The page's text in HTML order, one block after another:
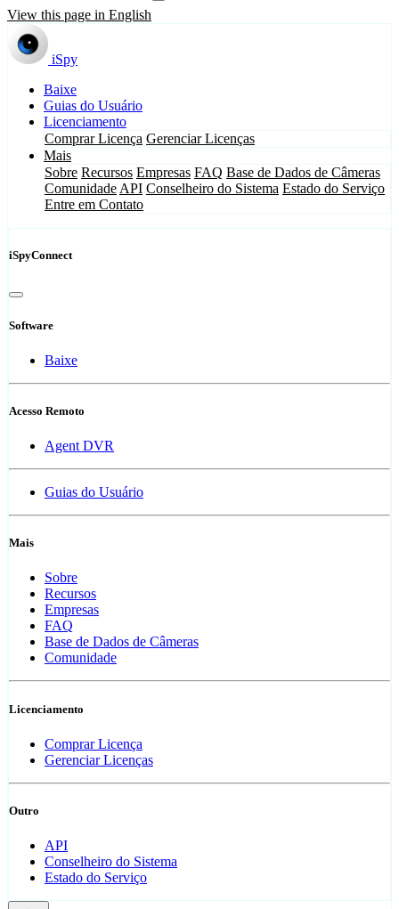
View this page in English
iSpy
Baixe
Guias do Usuário
Licenciamento
Comprar Licença Gerenciar Licenças
Mais
Sobre Recursos Empresas FAQ Base de Dados de Câmeras
Comunidade API Conselheiro do Sistema Estado do Serviço
Entre em Contato
iSpyConnect
Software
Baixe
Acesso Remoto
Agent DVR
Guias do Usuário
Mais
Sobre
Recursos
Empresas
FAQ
Base de Dados de Câmeras
Comunidade
Licenciamento
Comprar Licença
Gerenciar Licenças
Outro
API
Conselheiro do Sistema
Estado do Serviço